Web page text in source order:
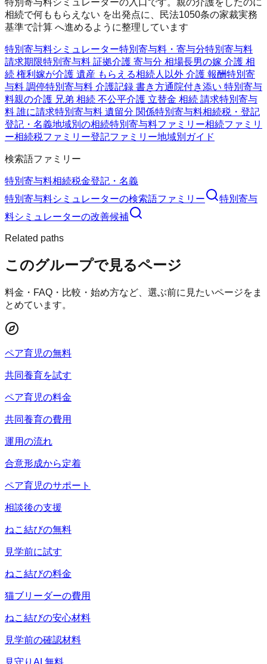
特別寄与料シミュレーターの入口です。親の介護をしたのに
相続で何ももらえない を出発点に、民法1050条の家裁実務
基準で計算 へ進めるように整理しています
特別寄与料シミュレーター特別寄与料・寄与分特別寄与料
請求期限特別寄与料 証拠介護 寄与分 相場長男の嫁 介護 相
続 権利 嫁が介護 遺産 もらえる相続人以外 介護 報酬特別寄
与料 調停特別寄与料 介護記録 書き方通院付き添い 特別寄与
料親の介護 兄弟 相続 不公平介護 立替金 相続 請求特別寄与
料 誰に請求特別寄与料 遺留分 関係特別寄与料相続税・登記
登記・名義地域別の相続特別寄与料ファミリー相続ファミリ
ー相続税ファミリー登記ファミリー地域別ガイド
検索語ファミリー
特別寄与料相続税金登記・名義
特別寄与料シミュレーターの検索語ファミリー
特別寄与
料シミュレーターの改善候補
Related paths
このグループで見るページ
料金・FAQ・比較・始め方など、選ぶ前に見たいページをま
とめています。
ペア育児の無料
共同養育を試す
ペア育児の料金
共同養育の費用
運用の流れ
合意形成から定着
ペア育児のサポート
相談後の支援
ねこ結びの無料
見学前に試す
ねこ結びの料金
猫ブリーダーの費用
ねこ結びの安心材料
見学前の確認材料
見守りAI 無料